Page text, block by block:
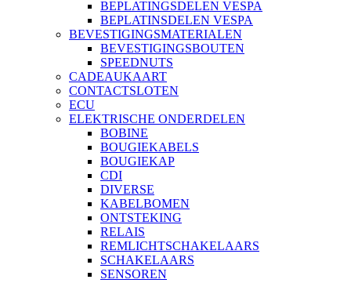
BEPLATINGSDELEN VESPA
BEPLATINSDELEN VESPA
BEVESTIGINGSMATERIALEN
BEVESTIGINGSBOUTEN
SPEEDNUTS
CADEAUKAART
CONTACTSLOTEN
ECU
ELEKTRISCHE ONDERDELEN
BOBINE
BOUGIEKABELS
BOUGIEKAP
CDI
DIVERSE
KABELBOMEN
ONTSTEKING
RELAIS
REMLICHTSCHAKELAARS
SCHAKELAARS
SENSOREN